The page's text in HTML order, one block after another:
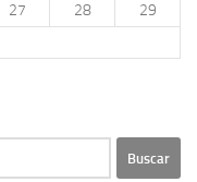
27 28
29